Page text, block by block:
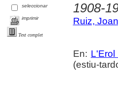
seleccionar
imprimir
Text complet
1908-
Ruiz,
En:
(estiu-